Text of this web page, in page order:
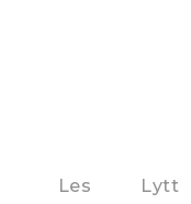
Les Lytt